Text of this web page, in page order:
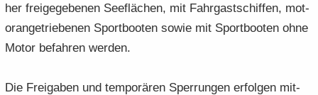
her frei­ge­ge­be­nen See­flä­chen, mit Fahr­gast­schif­fen, mo­t­
oran­ge­trie­be­nen Sport­boo­ten sowie mit Sport­boo­ten ohne
Motor be­fah­ren wer­den.
Die Frei­ga­ben und tem­po­rä­ren Sper­run­gen er­fol­gen mit­